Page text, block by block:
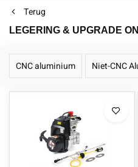
Terug
LEGERING & UPGRADE
CNC aluminium Niet-CNC